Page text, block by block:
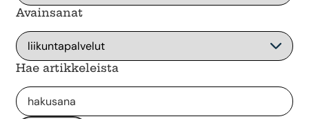
Avainsanat
Hae artikkeleista